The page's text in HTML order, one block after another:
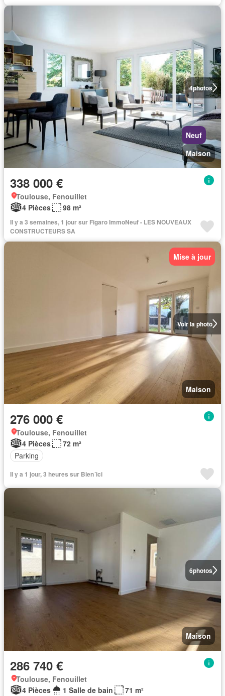
4photos
Neuf
Maison
338 000 €
Toulouse, Fenouillet
4 Pièces
98 m²
Il y a 3 semaines, 1 jour sur Figaro ImmoNeuf - LES NOUVEAUX
CONSTRUCTEURS SA
Voir la photo
Mise à jour
Maison
276 000 €
Toulouse, Fenouillet
4 Pièces
72 m²
Parking
Il y a 1 jour, 3 heures sur Bien´ici
6photos
Maison
286 740 €
Toulouse, Fenouillet
4 Pièces
1 Salle de bain
71 m²